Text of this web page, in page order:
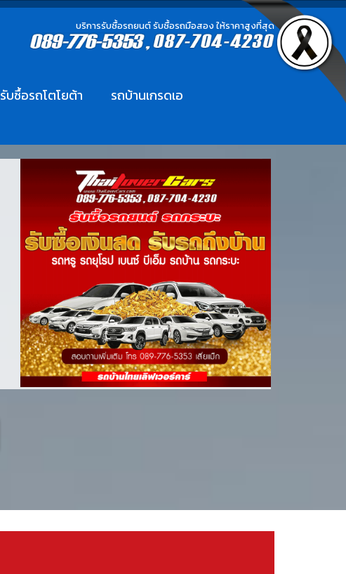
บริการรับซื้อรถยนต์ รับซื้อรถมือสอง ให้ราคาสูงที่สุด
รับซื้อรถโตโยต้า รถบ้านเกรดเอ